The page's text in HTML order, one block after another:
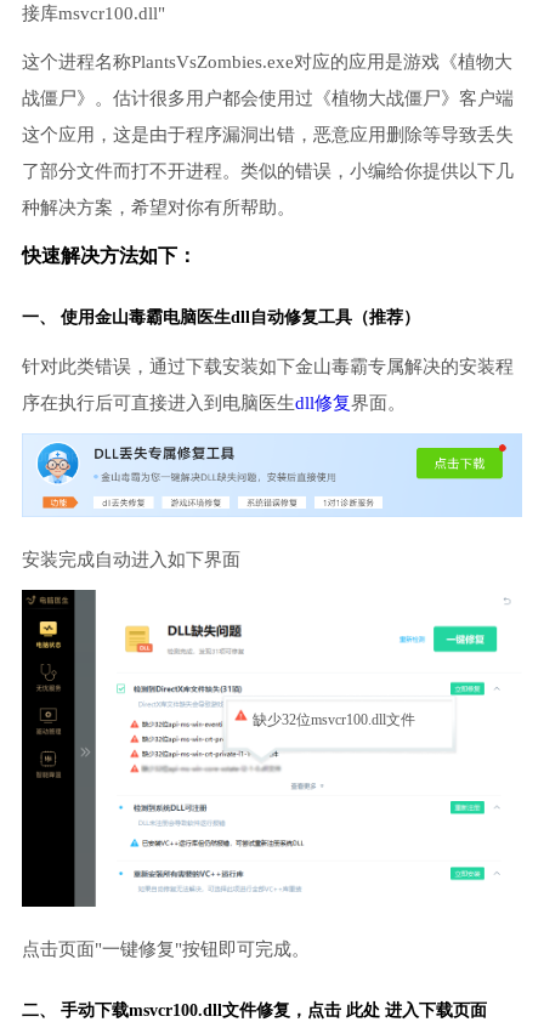
接库msvcr100.dll"
这个进程名称PlantsVsZombies.exe对应的应用是游戏《植物大
战僵尸》。估计很多用户都会使用过《植物大战僵尸》客户端
这个应用，这是由于程序漏洞出错，恶意应用删除等导致丢失
了部分文件而打不开进程。类似的错误，小编给你提供以下几
种解决方案，希望对你有所帮助。
快速解决方法如下：
一、 使用金山毒霸电脑医生dll自动修复工具（推荐）
针对此类错误，通过下载安装如下金山毒霸专属解决的安装程
序在执行后可直接进入到电脑医生dll修复界面。
安装完成自动进入如下界面
缺少32位msvcr100.dll文件
点击页面"一键修复"按钮即可完成。
二、 手动下载msvcr100.dll文件修复， 点击 此处 进入下载页面